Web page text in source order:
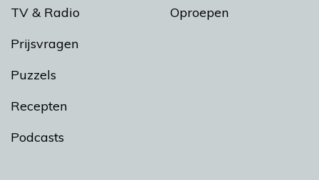
TV & Radio
Prijsvragen
Puzzels
Recepten
Podcasts
Oproepen